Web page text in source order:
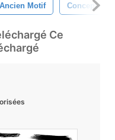
Ancien Motif Conception
Ce